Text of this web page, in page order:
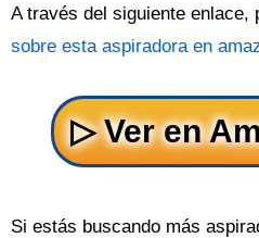
A través del siguiente enlace,
sobre esta aspiradora en
Si estás buscando más